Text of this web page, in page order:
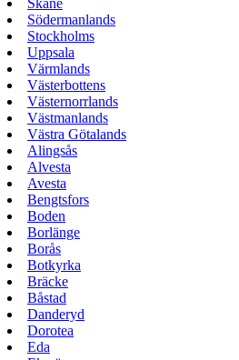
Skåne
Södermanlands
Stockholms
Uppsala
Värmlands
Västerbottens
Västernorrlands
Västmanlands
Västra Götalands
Alingsås
Alvesta
Avesta
Bengtsfors
Boden
Borlänge
Borås
Botkyrka
Bräcke
Båstad
Danderyd
Dorotea
Eda